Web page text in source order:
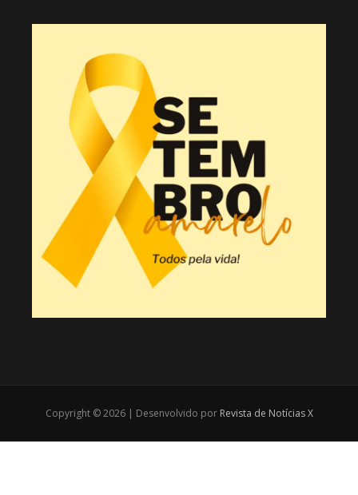
Copyright © 2026 | Desenvolvido por Revista de Notícias X